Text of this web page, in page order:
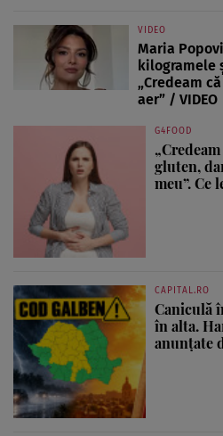
VIDEO
Maria
kilogramele
„Credeam
aer” / VIDEO
G4FOOD
gluten,
meu”. Ce
CAPITAL.RO
Caniculă
în alta.
anunțate